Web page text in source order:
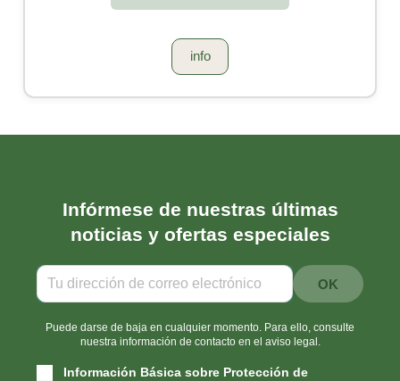
info
Infórmese de nuestras últimas
noticias y ofertas especiales
Puede darse de baja en cualquier momento. Para ello, consulte
nuestra información de contacto en el aviso legal.
Información Básica sobre Protección de